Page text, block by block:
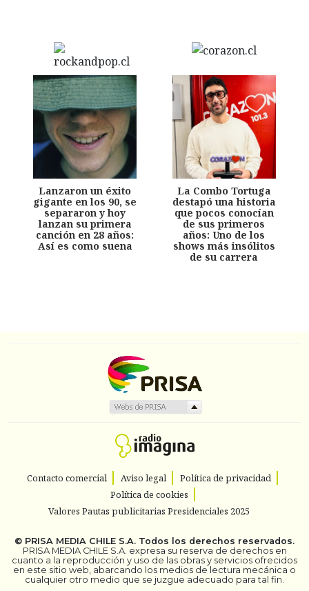
Lanzaron un éxito
gigante en los 90, se
separaron y hoy
lanzan su primera
canción en 28 años:
Así es como suena
La Combo Tortuga
destapó una historia
que pocos conocían
de sus primeros
años: Uno de los
shows más insólitos
de su carrera
Contacto comercial Aviso legal
Política de privacidad
Política de cookies
Valores Pautas publicitarias Presidenciales 2025
© PRISA MEDIA CHILE S.A. Todos los derechos reservados.
PRISA MEDIA CHILE S.A. expresa su reserva de derechos en
cuanto a la reproducción y uso de las obras y servicios ofrecidos
en este sitio web, abarcando los medios de lectura mecánica o
cualquier otro medio que se juzgue adecuado para tal fin.